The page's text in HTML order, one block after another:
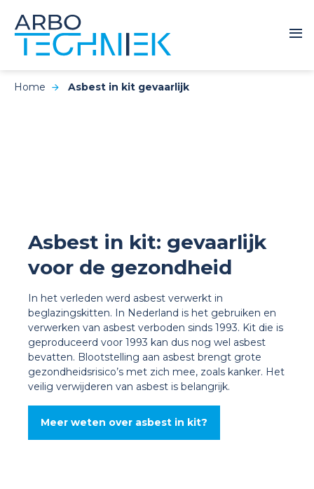
Home Asbest in kit gevaarlijk
Asbest in kit: gevaarlijk
voor de gezondheid
In het verleden werd asbest verwerkt in
beglazingskitten. In Nederland is het gebruiken en
verwerken van asbest verboden sinds 1993. Kit die is
geproduceerd voor 1993 kan dus nog wel asbest
bevatten. Blootstelling aan asbest brengt grote
gezondheidsrisico’s met zich mee, zoals kanker. Het
veilig verwijderen van asbest is belangrijk.
Meer weten over asbest in kit?